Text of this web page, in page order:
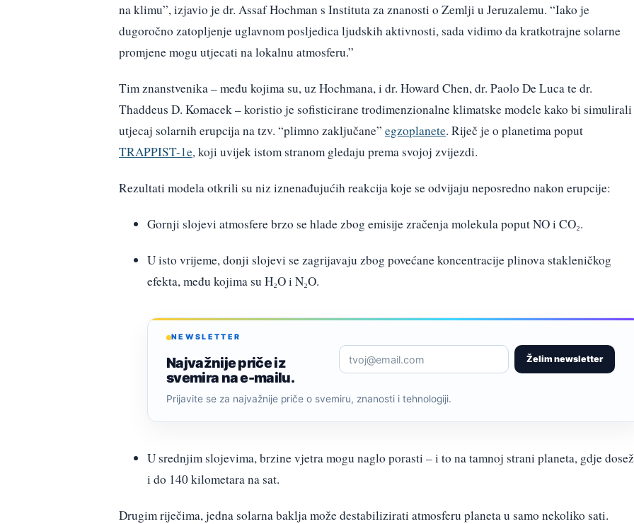
na klimu”, izjavio je dr. Assaf Hochman s Instituta za znanosti o Zemlji u Jeruzalemu. “Iako je
dugoročno zatopljenje uglavnom posljedica ljudskih aktivnosti, sada vidimo da kratkotrajne solarne
promjene mogu utjecati na lokalnu atmosferu.”
Tim znanstvenika – među kojima su, uz Hochmana, i dr. Howard Chen, dr. Paolo De Luca te dr.
Thaddeus D. Komacek – koristio je sofisticirane trodimenzionalne klimatske modele kako bi simulirali
utjecaj solarnih erupcija na tzv. “plimno zaključane” egzoplanete. Riječ je o planetima poput
TRAPPIST-1e, koji uvijek istom stranom gledaju prema svojoj zvijezdi.
Rezultati modela otkrili su niz iznenađujućih reakcija koje se odvijaju neposredno nakon erupcije:
Gornji slojevi atmosfere brzo se hlade zbog emisije zračenja molekula poput NO i CO₂.
U isto vrijeme, donji slojevi se zagrijavaju zbog povećane koncentracije plinova stakleničkog
efekta, među kojima su H₂O i N₂O.
NEWSLETTER
Najvažnije priče iz
svemira na e-mailu.
Želim newsletter
Prijavite se za najvažnije priče o svemiru, znanosti i tehnologiji.
U srednjim slojevima, brzine vjetra mogu naglo porasti – i to na tamnoj strani planeta, gdje
i do 140 kilometara na sat.
Drugim riječima, jedna solarna baklja može destabilizirati atmosferu planeta u samo nekoliko sati.